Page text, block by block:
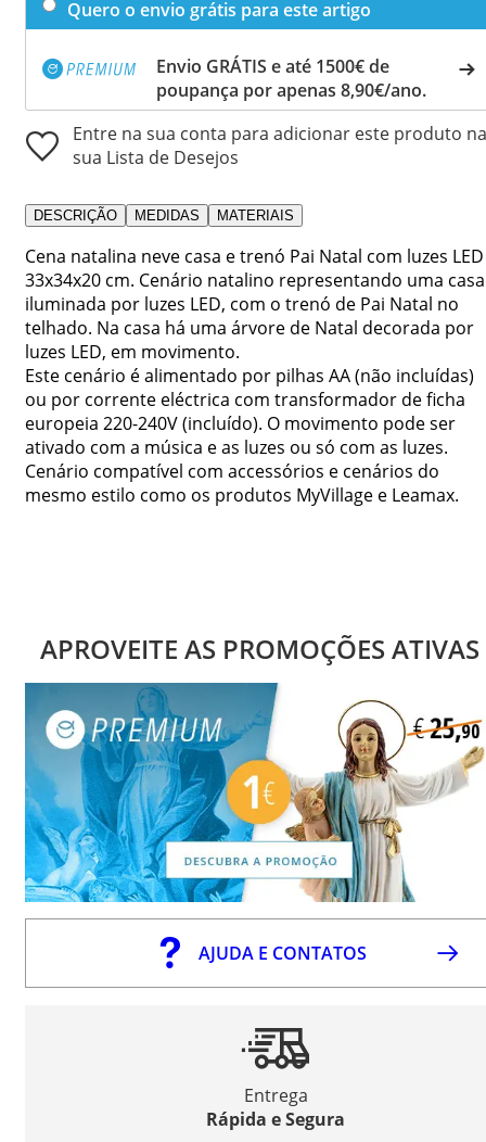
Quero o envio grátis para este artigo
Envio GRÁTIS e até 1500€ de
poupança por apenas 8,90€/ano.
Entre na sua conta para adicionar este produto na
sua Lista de Desejos
DESCRIÇÃO MEDIDAS MATERIAIS
Cena natalina neve casa e trenó Pai Natal com luzes LED
33x34x20 cm. Cenário natalino representando uma casa
iluminada por luzes LED, com o trenó de Pai Natal no
telhado. Na casa há uma árvore de Natal decorada por
luzes LED, em movimento.
Este cenário é alimentado por pilhas AA (não incluídas)
ou por corrente eléctrica com transformador de ficha
europeia 220-240V (incluído). O movimento pode ser
ativado com a música e as luzes ou só com as luzes.
Cenário compatível com accessórios e cenários do
mesmo estilo como os produtos MyVillage e Leamax.
APROVEITE AS PROMOÇÕES ATIVAS
AJUDA E CONTATOS
Entrega
Rápida e Segura